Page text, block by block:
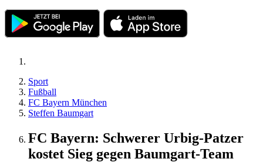
Sport
Fußball
FC Bayern München
Steffen Baumgart
FC Bayern: Schwerer Urbig-Patzer
kostet Sieg gegen Baumgart-Team